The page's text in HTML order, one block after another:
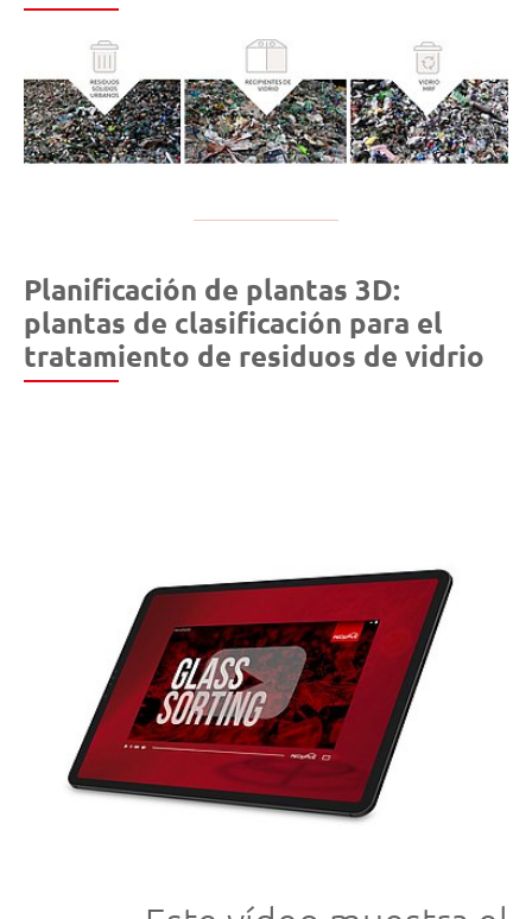
Planificación de plantas 3D:
plantas de clasificación para el
tratamiento de residuos de vidrio